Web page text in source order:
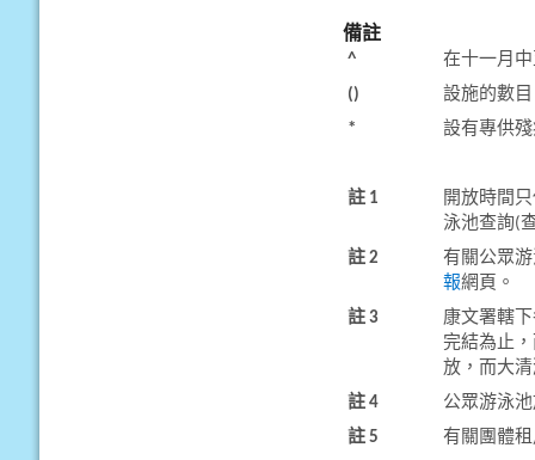
備註
^
在十一月
()
設施的數目
*
設有專供
註 1
開放時間
泳池查詢(
註 2
有關公眾
報網頁。
註 3
康文署轄
完結為止
放，而大
註 4
公眾游泳
註 5
有關團體